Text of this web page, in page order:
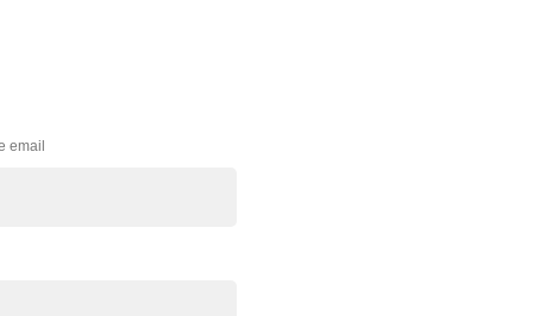
email